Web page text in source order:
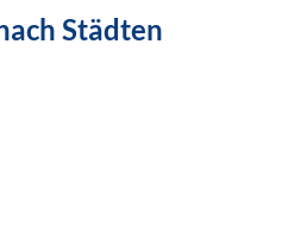
Städten